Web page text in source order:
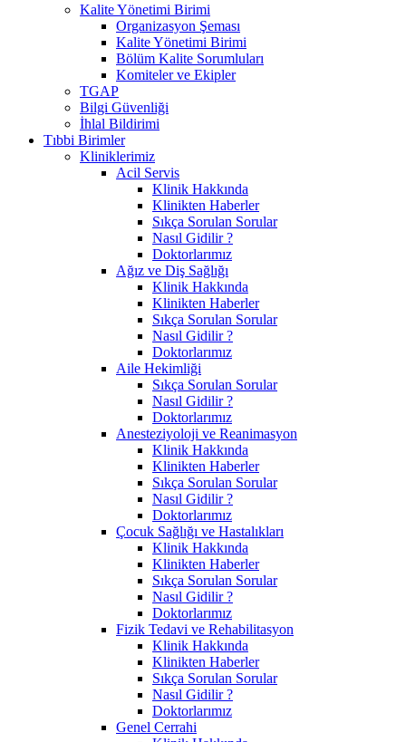
Kalite Yönetimi Birimi
Organizasyon Şeması
Kalite Yönetimi Birimi
Bölüm Kalite Sorumluları
Komiteler ve Ekipler
TGAP
Bilgi Güvenliği
İhlal Bildirimi
Tıbbi Birimler
Kliniklerimiz
Acil Servis
Klinik Hakkında
Klinikten Haberler
Sıkça Sorulan Sorular
Nasıl Gidilir ?
Doktorlarımız
Ağız ve Diş Sağlığı
Klinik Hakkında
Klinikten Haberler
Sıkça Sorulan Sorular
Nasıl Gidilir ?
Doktorlarımız
Aile Hekimliği
Sıkça Sorulan Sorular
Nasıl Gidilir ?
Doktorlarımız
Anesteziyoloji ve Reanimasyon
Klinik Hakkında
Klinikten Haberler
Sıkça Sorulan Sorular
Nasıl Gidilir ?
Doktorlarımız
Çocuk Sağlığı ve Hastalıkları
Klinik Hakkında
Klinikten Haberler
Sıkça Sorulan Sorular
Nasıl Gidilir ?
Doktorlarımız
Fizik Tedavi ve Rehabilitasyon
Klinik Hakkında
Klinikten Haberler
Sıkça Sorulan Sorular
Nasıl Gidilir ?
Doktorlarımız
Genel Cerrahi